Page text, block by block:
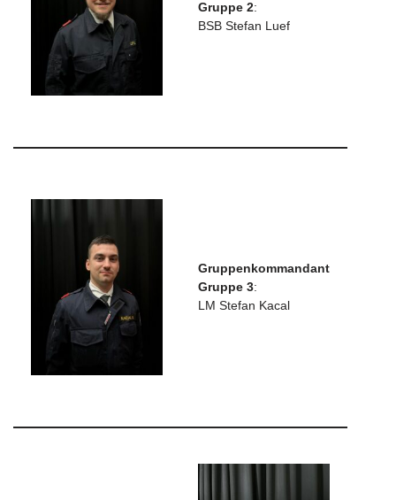
Gruppe 2:
BSB Stefan Luef
Gruppenkommandant
Gruppe 3:
LM Stefan Kacal